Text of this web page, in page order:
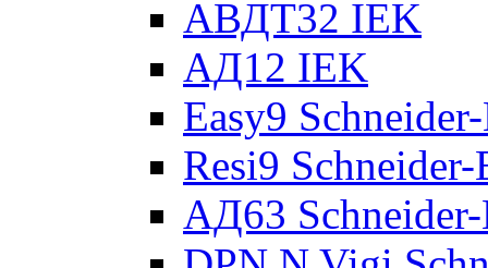
АВДТ32 IEK
АД12 IEK
Easy9
Resi9
АД63